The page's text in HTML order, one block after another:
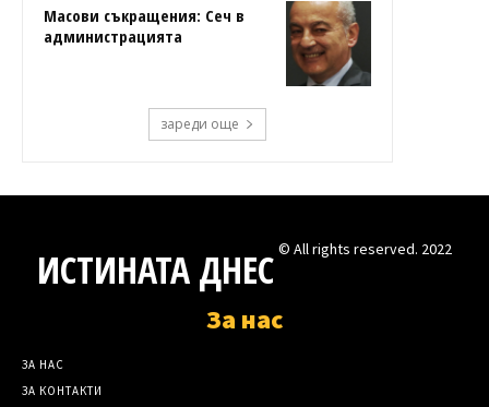
Масови съкращения: Сеч в
администрацията
зареди още
ИСТИНАТА ДНЕС © All rights reserved. 2022
За нас
ЗА НАС
ЗА КОНТАКТИ